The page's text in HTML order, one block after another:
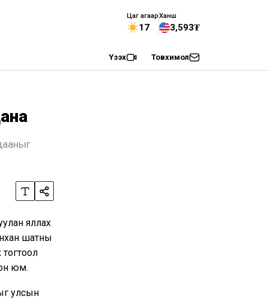
Цаг агаар
17
Ханш
3,593₮
Үзэх Товхимол
яллах
анхан шатны
тогтоол
юм.
улсын